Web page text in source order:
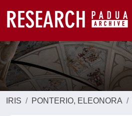
IRIS PONTERIO, ELEONORA